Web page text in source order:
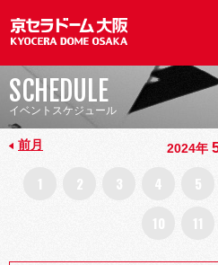
SCHEDULE
イベントスケジュール
前月 2024年
1 2 3 4 5
10
11